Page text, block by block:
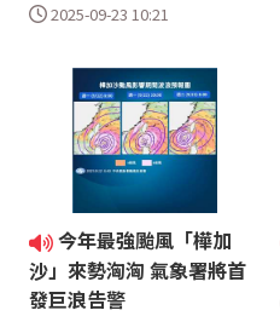
2025-09-23 10:21
今年最強颱風「樺加
沙」來勢洶洶 氣象署將首
發巨浪告警